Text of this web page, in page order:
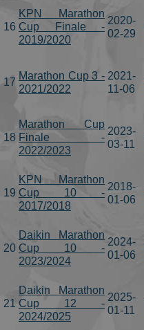
16
KPN Marathon
Cup Finale -
2019/2020
2020-
02-29
17
Marathon Cup 3 -
2021/2022
2021-
11-06
18
Marathon Cup
Finale -
2022/2023
2023-
03-11
19
KPN Marathon
Cup 10 -
2017/2018
2018-
01-06
20
Daikin Marathon
Cup 10 -
2023/2024
2024-
01-06
21
Daikin Marathon
Cup 12 -
2024/2025
2025-
01-11